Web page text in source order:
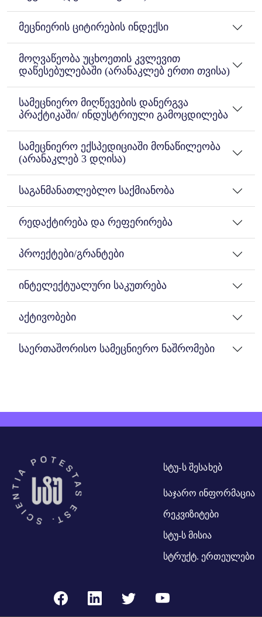
მეცნიერის ციტირების ინდექსი
მოღვაწეობა უცხოეთის კვლევით
დაწესებულებაში (არანაკლებ ერთი თვისა)
სამეცნიერო მიღწევების დანერგვა
პრაქტიკაში/ ინდუსტრიული გამოცდილება
სამეცნიერო ექსპედიციაში მონაწილეობა
(არანაკლებ 3 დღისა)
საგანმანათლებლო საქმიანობა
რედაქტირება და რეფერირება
პროექტები/გრანტები
ინტელექტუალური საკუთრება
აქტივობები
საერთაშორისო სამეცნიერო ნაშრომები
ᲡᲢᲣ-Ს ᲨᲔᲡᲐᲮᲔᲑ
საჯარო ინფორმაცია
რეკვიზიტები
სტუ-ს მისია
სტრუქტ. ერთეულები